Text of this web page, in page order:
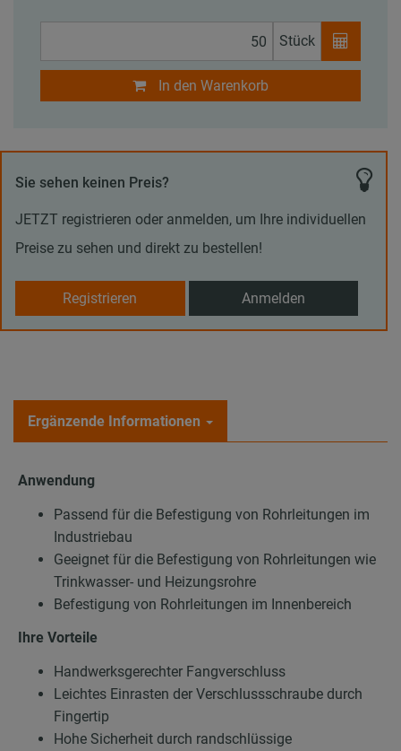
Stück
In den Warenkorb
Sie sehen keinen Preis?
JETZT registrieren oder anmelden, um Ihre individuellen
Preise zu sehen und direkt zu bestellen!
Registrieren Anmelden
Ergänzende Informationen
Anwendung
Passend für die Befestigung von Rohrleitungen im
Industriebau
Geeignet für die Befestigung von Rohrleitungen wie
Trinkwasser- und Heizungsrohre
Befestigung von Rohrleitungen im Innenbereich
Ihre Vorteile
Handwerksgerechter Fangverschluss
Leichtes Einrasten der Verschlussschraube durch
Fingertip
Hohe Sicherheit durch randschlüssige